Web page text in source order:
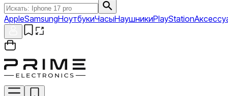
AppleSamsungНоутбукиЧасыНаушникиPlayStation